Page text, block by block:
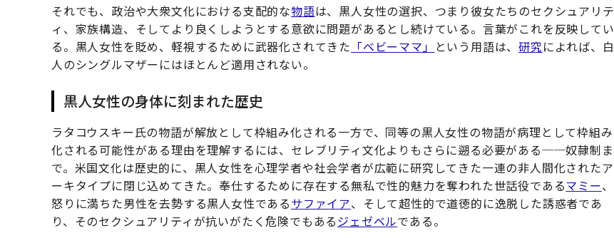
それでも、政治や大衆文化における支配的な物語は、黒人女性の選択、つまり彼女たちのセクシュアリテ
ィ、家族構造、そしてより良くしようとする意欲に問題があるとし続けている。言葉がこれを反映してい
る。黒人女性を貶め、軽視するために武器化されてきた 「ベビーママ」 という用語は、研究によれば、白
人のシングルマザーにはほとんど適用されない。
黒人女性の身体に刻まれた歴史
ラタコウスキー氏の物語が解放として枠組み化される一方で、同等の黒人女性の物語が病理として枠組み
化される可能性がある理由を理解するには、セレブリティ文化よりもさらに遡る必要がある──奴隷制ま
で。米国文化は歴史的に、黒人女性を心理学者や社会学者が広範に研究してきた一連の非人間化されたア
ーキタイプに閉じ込めてきた。奉仕するために存在する無私で性的魅力を奪われた世話役であるマミー、
怒りに満ちた男性を去勢する黒人女性であるサファイア、そして超性的で道徳的に逸脱した誘惑者であ
り、そのセクシュアリティが抗いがたく危険でもあるジェゼベルである。